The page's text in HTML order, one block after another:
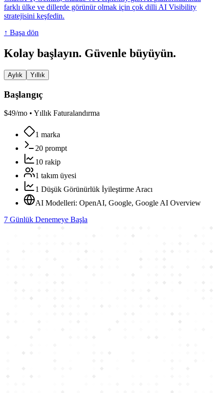
farklı ülke ve dillerde görünür olmak için çok dilli AI Visibility
stratejisini keşfedin.
↑ Başa dön
Kolay başlayın. Güvenle büyüyün.
Aylık Yıllık
Başlangıç
$49/mo • Yıllık Faturalandırma
1 marka
20 prompt
10 rakip
1 takım üyesi
1 Düşük Görünürlük İyileştirme Aracı
AI Modelleri: OpenAI, Google, Google AI Overview
7 Günlük Denemeye Başla